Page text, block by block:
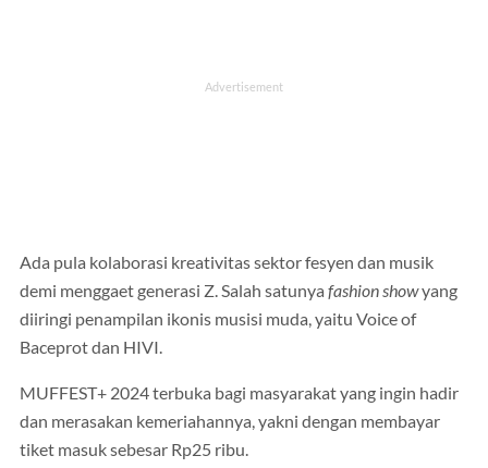
Ada pula kolaborasi kreativitas sektor fesyen dan musik
demi menggaet generasi Z. Salah satunya fashion showyang
diiringi penampilan ikonis musisi muda, yaitu Voice of
Baceprot dan HIVI.
MUFFEST+ 2024 terbuka bagi masyarakat yang ingin hadir
dan merasakan kemeriahannya, yakni dengan membayar
tiket masuk sebesar Rp25 ribu.